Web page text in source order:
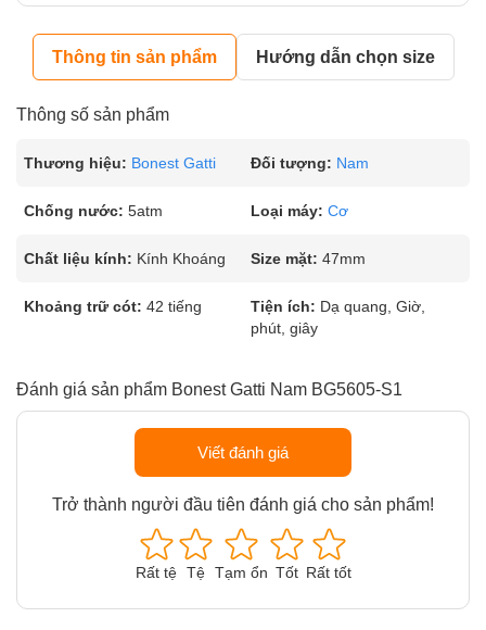
Thông tin sản phẩm Hướng dẫn chọn size
Thông số sản phẩm
Thương hiệu: Bonest Gatti Đối tượng: Nam
Chống nước: 5atm Loại máy: Cơ
Chất liệu kính: Kính Khoáng Size mặt: 47mm
Khoảng trữ cót: 42 tiếng Tiện ích: Dạ quang, Giờ,
phút, giây
Đánh giá sản phẩm Bonest Gatti Nam BG5605-S1
Viết đánh giá
Trở thành người đầu tiên đánh giá cho sản phẩm!
Rất tệ Tệ Tạm ổn Tốt Rất tốt